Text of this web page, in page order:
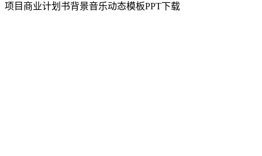
项目商业计划书背景音乐动态模板PPT下载